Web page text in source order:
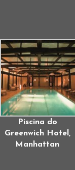
Piscina do
Greenwich Hotel,
Manhattan